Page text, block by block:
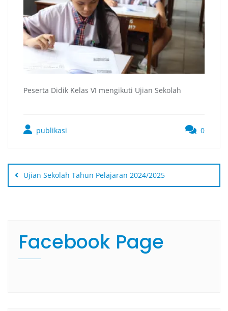
Peserta Didik Kelas VI mengikuti Ujian Sekolah
publikasi 0
Ujian Sekolah Tahun Pelajaran 2024/2025
Facebook Page